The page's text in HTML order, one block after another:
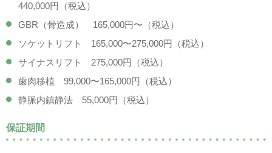
440,000円（税込）
GBR（骨造成） 165,000円〜（税込）
ソケットリフト 165,000〜275,000円（税込）
サイナスリフト 275,000円（税込）
歯肉移植 99,000〜165,000円（税込）
静脈内鎮静法 55,000円（税込）
保証期間